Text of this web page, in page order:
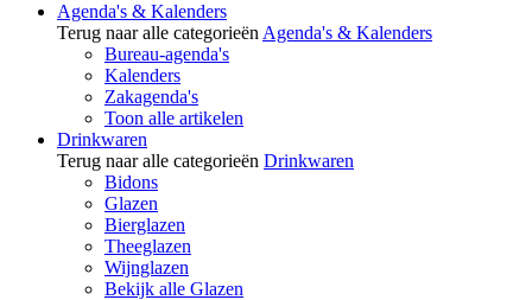
Agenda's & Kalenders
Terug naar alle categorieën Agenda's & Kalenders
Bureau-agenda's
Kalenders
Zakagenda's
Toon alle artikelen
Drinkwaren
Terug naar alle categorieën Drinkwaren
Bidons
Glazen
Bierglazen
Theeglazen
Wijnglazen
Bekijk alle Glazen